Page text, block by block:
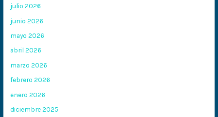
julio 2026
junio 2026
mayo 2026
abril 2026
marzo 2026
febrero 2026
enero 2026
diciembre 2025